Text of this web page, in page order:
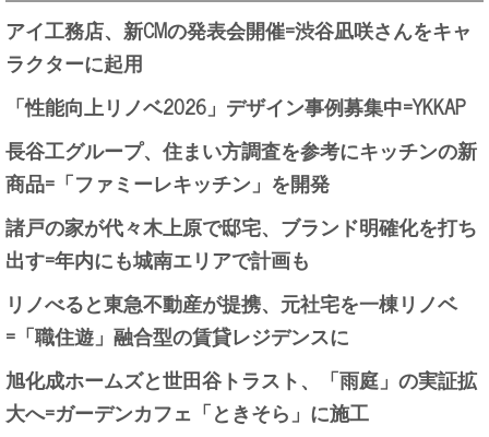
アイ工務店、新CMの発表会開催=渋谷凪咲さんをキャ
ラクターに起用
「性能向上リノベ2026」デザイン事例募集中=YKKAP
長谷工グループ、住まい方調査を参考にキッチンの新
商品=「ファミーレキッチン」を開発
諸戸の家が代々木上原で邸宅、ブランド明確化を打ち
出す=年内にも城南エリアで計画も
リノべると東急不動産が提携、元社宅を一棟リノベ
=「職住遊」融合型の賃貸レジデンスに
旭化成ホームズと世田谷トラスト、「雨庭」の実証拡
大へ=ガーデンカフェ「ときそら」に施工